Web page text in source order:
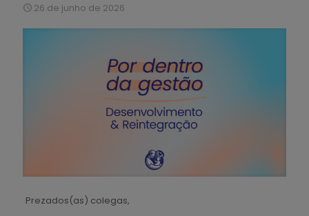
26 de junho de 2026
Prezados(as) colegas,